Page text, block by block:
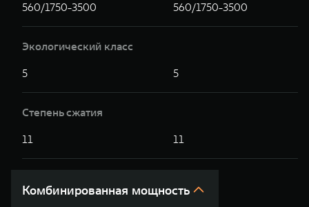
560/1750-3500 560/1750-3500
Экологический класс
5 5
Степень сжатия
11 11
Комбинированная мощность